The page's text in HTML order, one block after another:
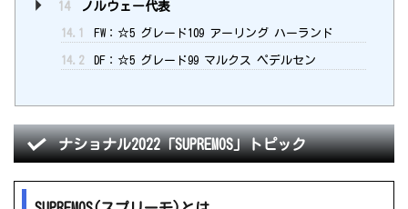
14 ノルウェー代表
14.1 FW：☆5 グレード109 アーリング ハーランド
14.2 DF：☆5 グレード99 マルクス ペデルセン
ナショナル2022「SUPREMOS」トピック